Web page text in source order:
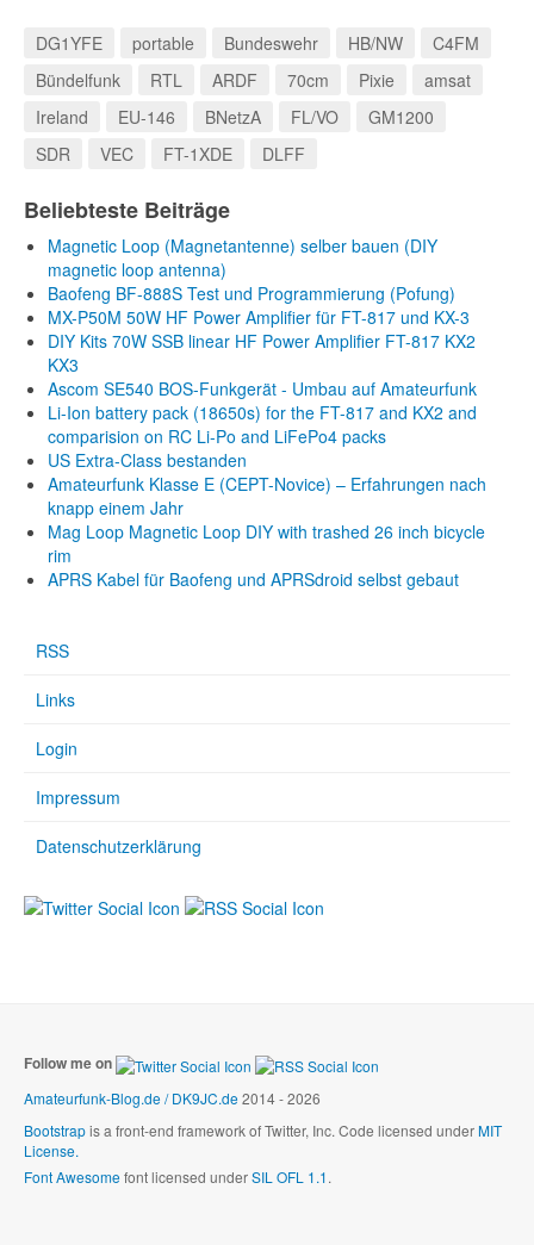
DG1YFE portable Bundeswehr HB/NW
C4FM
Bündelfunk
RTL ARDF 70cm Pixie
amsat
Ireland
EU-146 BNetzA FL/VO
GM1200
SDR
VEC FT-1XDE DLFF
Beliebteste Beiträge
Magnetic Loop (Magnetantenne) selber bauen (DIY
magnetic loop antenna)
Baofeng BF-888S Test und Programmierung (Pofung)
MX-P50M 50W HF Power Amplifier für FT-817 und KX-3
DIY Kits 70W SSB linear HF Power Amplifier FT-817 KX2
KX3
Ascom SE540 BOS-Funkgerät - Umbau auf Amateurfunk
Li-Ion battery pack (18650s) for the FT-817 and KX2 and
comparision on RC Li-Po and LiFePo4 packs
US Extra-Class bestanden
Amateurfunk Klasse E (CEPT-Novice) – Erfahrungen nach
knapp einem Jahr
Mag Loop Magnetic Loop DIY with trashed 26 inch bicycle
rim
APRS Kabel für Baofeng und APRSdroid selbst gebaut
RSS
Links
Login
Impressum
Datenschutzerklärung
Follow me on
Amateurfunk-Blog.de / DK9JC.de2014 - 2026
Bootstrapis a front-end framework of Twitter, Inc. Code licensed underMIT
License.
Font Awesomefont licensed underSIL OFL 1.1.